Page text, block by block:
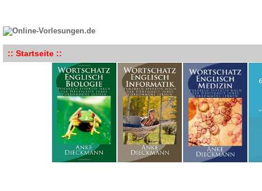
:: Startseite ::